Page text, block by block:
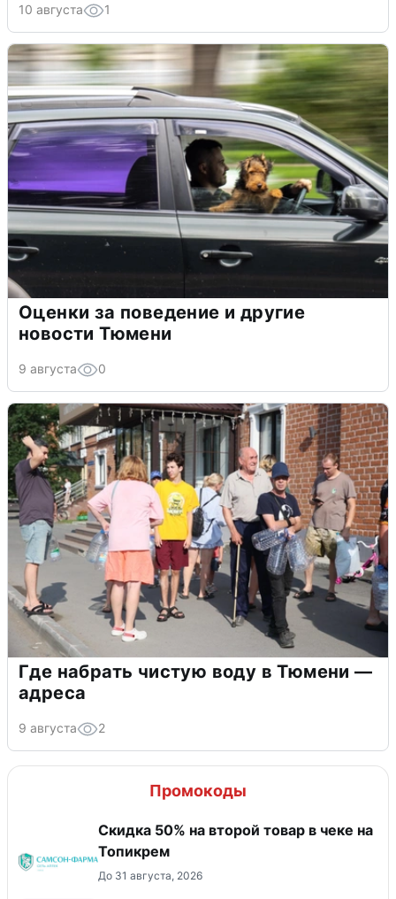
10 августа 1
Оценки за поведение и другие
новости Тюмени
9 августа 0
Где набрать чистую воду в Тюмени —
адреса
9 августа 2
Промокоды
Скидка 50% на второй товар в чеке на
Топикрем
До 31 августа, 2026